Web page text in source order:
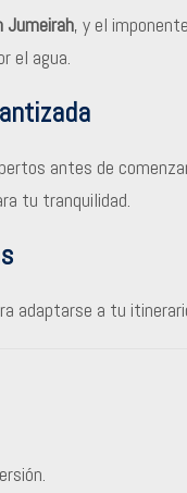
Jumeirah, y el
el agua.
antes de
tu tranquilidad.
adaptarse a tu